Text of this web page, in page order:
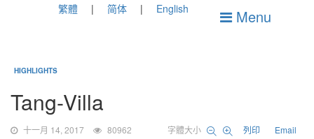
繁體 简体 English Menu
HIGHLIGHTS
Tang-Villa
十一月 14, 2017 80962 字體大小 列印 Email